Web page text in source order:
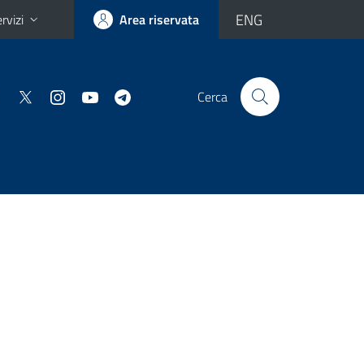
Area riservata ENG
Cerca